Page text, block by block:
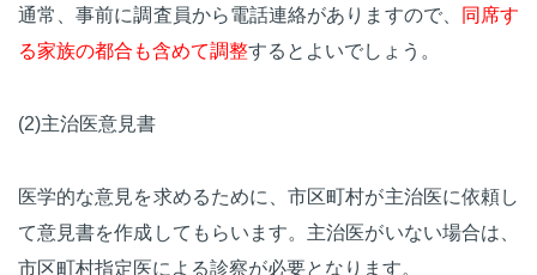
通常、事前に調査員から電話連絡がありますので、
同席す
る家族の都合も含めて調整するとよいでしょう。
(2)主治医意見書
医学的な意見を求めるために、市区町村が主治医に依頼し
て意見書を作成してもらいます。主治医がいない場合は、
市区町村指定医による診察が必要となります。